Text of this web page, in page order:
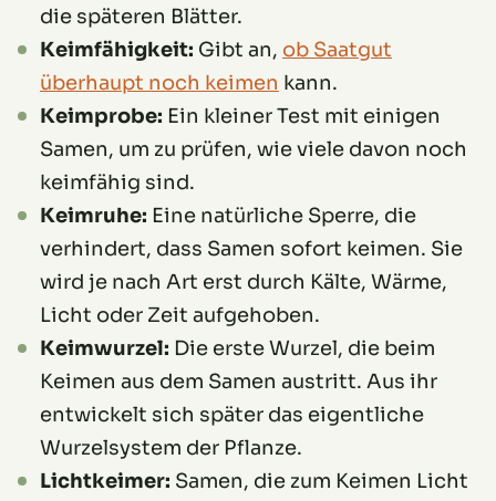
die späteren Blätter.
Keimfähigkeit: Gibt an, ob Saatgut
überhaupt noch keimen kann.
Keimprobe: Ein kleiner Test mit einigen
Samen, um zu prüfen, wie viele davon noch
keimfähig sind.
Keimruhe: Eine natürliche Sperre, die
verhindert, dass Samen sofort keimen. Sie
wird je nach Art erst durch Kälte, Wärme,
Licht oder Zeit aufgehoben.
Keimwurzel: Die erste Wurzel, die beim
Keimen aus dem Samen austritt. Aus ihr
entwickelt sich später das eigentliche
Wurzelsystem der Pflanze.
Lichtkeimer: Samen, die zum Keimen Licht